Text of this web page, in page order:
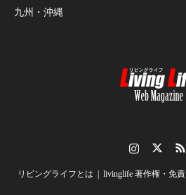
九州・沖縄
リビングライフとは livinglife 著作権・免責